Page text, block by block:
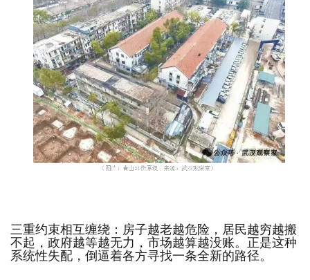
三重约束相互缠绕：房子越老越危险，居民越穷越搬
不起，政府越等越无力，市场越算越没账。正是这种
系统性失配，倒逼着各方寻找一条全新的路径。